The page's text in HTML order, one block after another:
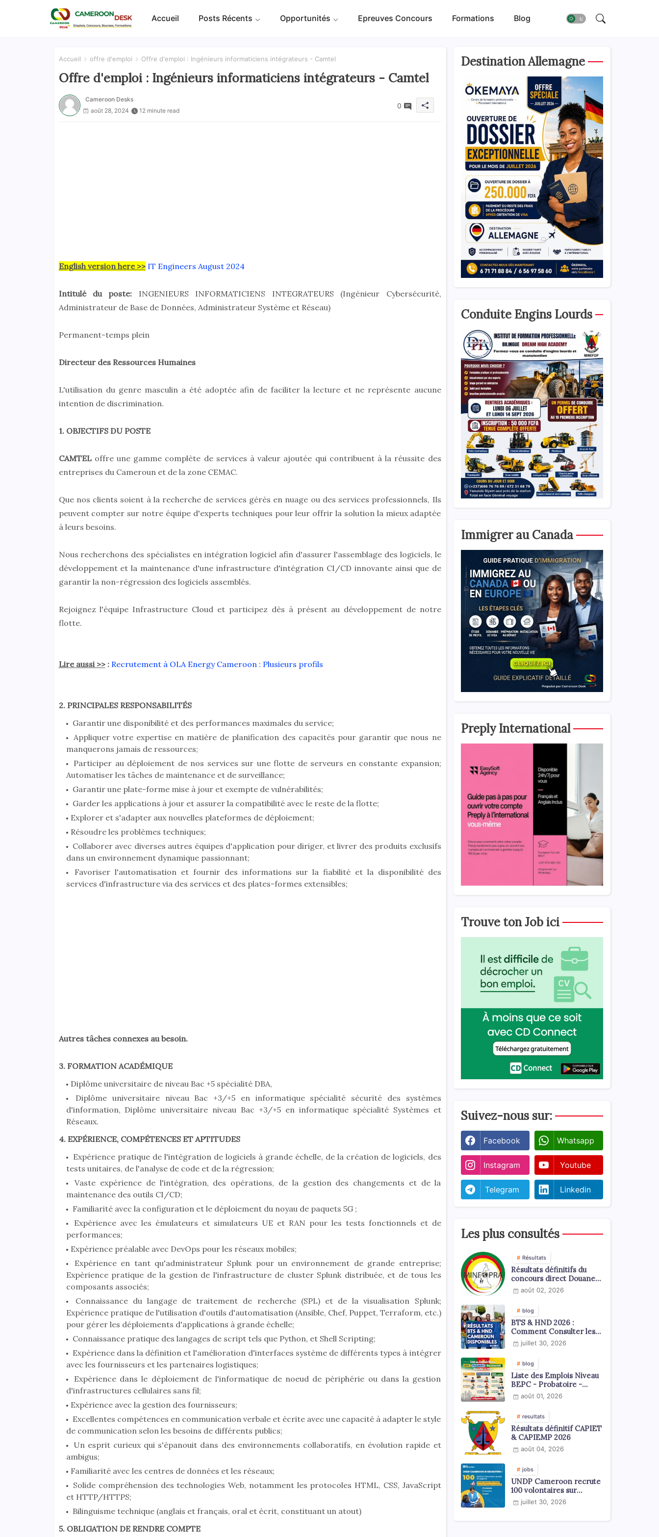
Accueil Posts Récents Opportunités Epreuves Concours Formations Blog
Accueil offre d'emploi Offre d'emploi : Ingénieurs informaticiens intégrateurs - Camtel
Offre d'emploi : Ingénieurs informaticiens intégrateurs - Camtel
Cameroon Desks
août 28, 2024
12 minute read
0
English version here >> IT Engineers August 2024
Intitulé du poste: INGENIEURS INFORMATICIENS INTEGRATEURS (Ingénieur Cybersécurité,
Administrateur de Base de Données, Administrateur Système et Réseau)
Permanent-temps plein
Directeur des Ressources Humaines
L'utilisation du genre masculin a été adoptée afin de faciliter la lecture et ne représente aucune
intention de discrimination.
1. OBJECTIFS DU POSTE
CAMTELoffre une gamme complète de services à valeur ajoutée qui contribuent à la réussite des
entreprises du Cameroun et de la zone CEMAC.
Que nos clients soient à la recherche de services gérés en nuage ou des services professionnels, Ils
peuvent compter sur notre équipe d'experts techniques pour leur offrir la solution la mieux adaptée
à leurs besoins.
Nous recherchons des spécialistes en intégration logiciel afin d'assurer l'assemblage des logiciels, le
développement et la maintenance d'une infrastructure d'intégration CI/CD innovante ainsi que de
garantir la non-régression des logiciels assemblés.
Rejoignez l'équipe Infrastructure Cloud et participez dès à présent au développement de notre
flotte.
Lire aussi >>: Recrutement à OLA Energy Cameroon : Plusieurs profils
2. PRINCIPALES RESPONSABILITÉS
Garantir une disponibilité et des performances maximales du service;
Appliquer votre expertise en matière de planification des capacités pour garantir que nous ne
manquerons jamais de ressources;
Participer au déploiement de nos services sur une flotte de serveurs en constante expansion;
Automatiser les tâches de maintenance et de surveillance;
Garantir une plate-forme mise à jour et exempte de vulnérabilités;
Garder les applications à jour et assurer la compatibilité avec le reste de la flotte;
Explorer et s'adapter aux nouvelles plateformes de déploiement;
Résoudre les problèmes techniques;
Collaborer avec diverses autres équipes d'application pour diriger, et livrer des produits exclusifs
dans un environnement dynamique passionnant;
Favoriser l'automatisation et fournir des informations sur la fiabilité et la disponibilité des
services d'infrastructure via des services et des plates-formes extensibles;
Autres tâches connexes au besoin.
3. FORMATION ACADÉMIQUE
Diplôme universitaire de niveau Bac +5 spécialité DBA,
Diplôme universitaire niveau Bac +3/+5 en informatique spécialité sécurité des systèmes
d'information, Diplôme universitaire niveau Bac +3/+5 en informatique spécialité Systèmes et
Réseaux.
4. EXPÉRIENCE, COMPÉTENCES ET APTITUDES
Expérience pratique de l'intégration de logiciels à grande échelle, de la création de logiciels, des
tests unitaires, de l'analyse de code et de la régression;
Vaste expérience de l'intégration, des opérations, de la gestion des changements et de la
maintenance des outils CI/CD;
Familiarité avec la configuration et le déploiement du noyau de paquets 5G ;
Expérience avec les émulateurs et simulateurs UE et RAN pour les tests fonctionnels et de
performances;
Expérience préalable avec DevOps pour les réseaux mobiles;
Expérience en tant qu'administrateur Splunk pour un environnement de grande entreprise;
Expérience pratique de la gestion de l'infrastructure de cluster Splunk distribuée, et de tous les
composants associés;
Connaissance du langage de traitement de recherche (SPL) et de la visualisation Splunk;
Expérience pratique de l'utilisation d'outils d'automatisation (Ansible, Chef, Puppet, Terraform, etc.)
pour gérer les déploiements d'applications à grande échelle;
Connaissance pratique des langages de script tels que Python, et Shell Scripting;
Expérience dans la définition et l'amélioration d'interfaces système de différents types à intégrer
avec les fournisseurs et les partenaires logistiques;
Expérience dans le déploiement de l'informatique de noeud de périphérie ou dans la gestion
d'infrastructures cellulaires sans fil;
Expérience avec la gestion des fournisseurs;
Excellentes compétences en communication verbale et écrite avec une capacité à adapter le style
de communication selon les besoins de différents publics;
Un esprit curieux qui s'épanouit dans des environnements collaboratifs, en évolution rapide et
ambigus;
Familiarité avec les centres de données et les réseaux;
Solide compréhension des technologies Web, notamment les protocoles HTML, CSS, JavaScript
et HTTP/HTTPS;
Bilinguisme technique (anglais et français, oral et écrit, constituant un atout)
5. OBLIGATION DE RENDRE COMPTE
Destination Allemagne
Conduite Engins Lourds
Immigrer au Canada
Preply International
Trouve ton Job ici
Suivez-nous sur:
Facebook Whatsapp
Instagram Youtube
Telegram Linkedin
Les plus consultés
Résultats
Résultats définitifs du
concours direct Douanes
2026août 02, 2026
blog
BTS & HND 2026 :
Comment Consulter les
Résultats ?
juillet 30, 2026
blog
Liste des Emplois Niveau
BEPC - Probatoire -
Baccalauréat dispoblible
en 2026
août 01, 2026
resultats
Résultats définitif CAPIET
& CAPIEMP 2026
août 04, 2026
jobs
UNDP Cameroon recrute
100 volontaires sur
l'échelle du territoire
national
juillet 30, 2026